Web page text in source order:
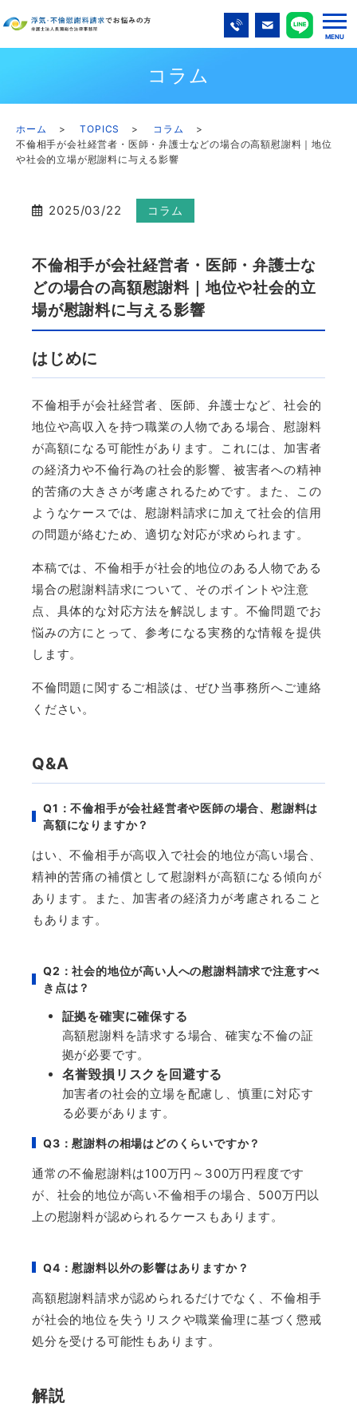
コラム
ホーム TOPICS
コラム
不倫相手が会社経営者・医師・弁護士などの場合の高額慰謝料｜地位
や社会的立場が慰謝料に与える影響
2025/03/22 コラム
不倫相手が会社経営者・医師・弁護士な
どの場合の高額慰謝料｜地位や社会的立
場が慰謝料に与える影響
はじめに
不倫相手が会社経営者、医師、弁護士など、社会的
地位や高収入を持つ職業の人物である場合、慰謝料
が高額になる可能性があります。これには、加害者
の経済力や不倫行為の社会的影響、被害者への精神
的苦痛の大きさが考慮されるためです。また、この
ようなケースでは、慰謝料請求に加えて社会的信用
の問題が絡むため、適切な対応が求められます。
本稿では、不倫相手が社会的地位のある人物である
場合の慰謝料請求について、そのポイントや注意
点、具体的な対応方法を解説します。不倫問題でお
悩みの方にとって、参考になる実務的な情報を提供
します。
不倫問題に関するご相談は、ぜひ当事務所へご連絡
ください。
Q&A
Q1 ：不倫相手が会社経営者や医師の場合、慰謝料は
高額になりますか？
はい、不倫相手が高収入で社会的地位が高い場合、
精神的苦痛の補償として慰謝料が高額になる傾向が
あります。また、加害者の経済力が考慮されること
もあります。
Q2 ：社会的地位が高い人への慰謝料請求で注意すべ
き点は？
証拠を確実に確保する
高額慰謝料を請求する場合、確実な不倫の証
拠が必要です。
名誉毀損リスクを回避する
加害者の社会的立場を配慮し、慎重に対応す
る必要があります。
Q3 ：慰謝料の相場はどのくらいですか？
通常の不倫慰謝料は100万円～ 300万円程度です
が、社会的地位が高い不倫相手の場合、 500万円以
上の慰謝料が認められるケースもあります。
Q4 ：慰謝料以外の影響はありますか？
高額慰謝料請求が認められるだけでなく、不倫相手
が社会的地位を失うリスクや職業倫理に基づく懲戒
処分を受ける可能性もあります。
解説